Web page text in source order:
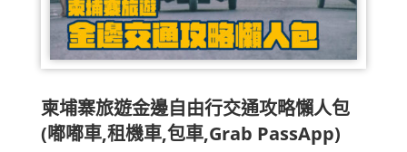
柬埔寨旅遊金邊自由行交通攻略懶人包
(嘟嘟車,租機車,包車,Grab PassApp)